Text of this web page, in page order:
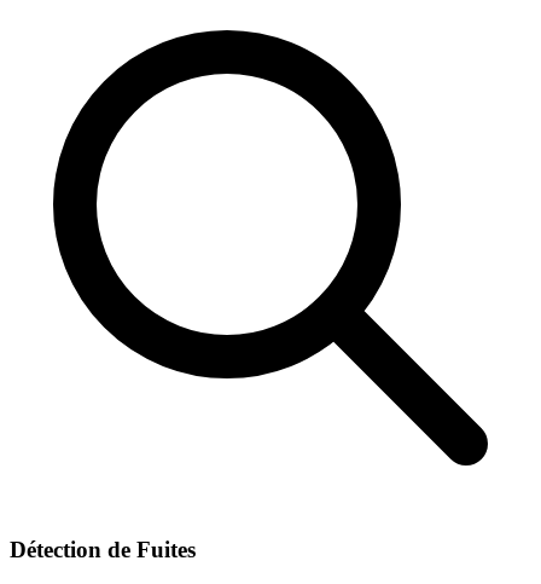
Détection de Fuites